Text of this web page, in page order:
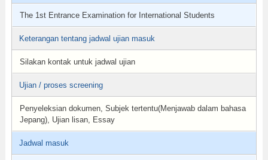
The 1st Entrance Examination for International Students
Keterangan tentang jadwal ujian masuk
Silakan kontak untuk jadwal ujian
Ujian / proses screening
Penyeleksian dokumen, Subjek tertentu(Menjawab dalam bahasa
Jepang), Ujian lisan, Essay
Jadwal masuk